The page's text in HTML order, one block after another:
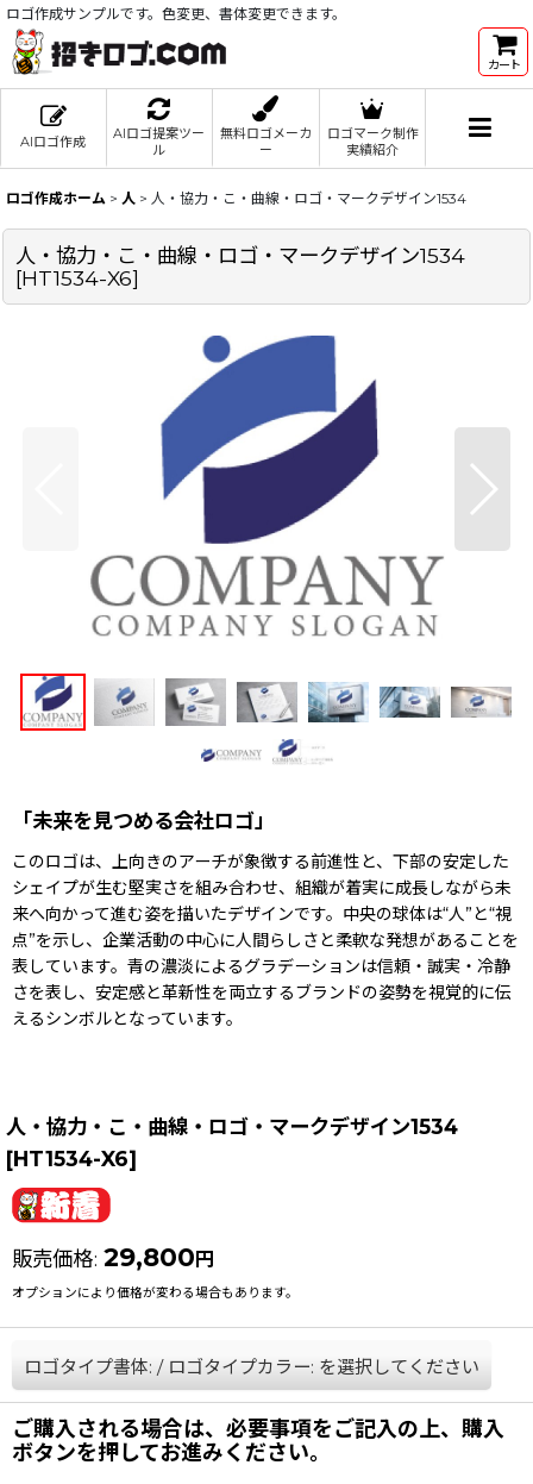
ロゴ作成サンプルです。色変更、書体変更できます。
カート
AIロゴ作成
AIロゴ提案ツー
ル
無料ロゴメーカ
ー
ロゴマーク制作
実績紹介
ロゴ作成ホーム > 人 > 人・協力・こ・曲線・ロゴ・マークデザイン1534
人・協力・こ・曲線・ロゴ・マークデザイン1534
[HT1534-X6]
「未来を見つめる会社ロゴ」
このロゴは、上向きのアーチが象徴する前進性と、下部の安定した
シェイプが生む堅実さを組み合わせ、組織が着実に成長しながら未
来へ向かって進む姿を描いたデザインです。中央の球体は“人”と“視
点”を示し、企業活動の中心に人間らしさと柔軟な発想があることを
表しています。青の濃淡によるグラデーションは信頼・誠実・冷静
さを表し、安定感と革新性を両立するブランドの姿勢を視覚的に伝
えるシンボルとなっています。
人・協力・こ・曲線・ロゴ・マークデザイン1534
[HT1534-X6]
販売価格: 29,800 円
オプションにより価格が変わる場合もあります。
ロゴタイプ書体: / ロゴタイプカラー: を選択してください
ご購入される場合は、必要事項をご記入の上、購入
ボタンを押してお進みください。